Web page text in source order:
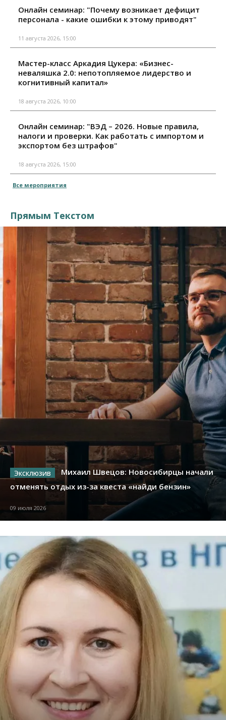
Онлайн семинар: "Почему возникает дефицит
персонала - какие ошибки к этому приводят"
11 августа 2026, 15:00
Мастер-класс Аркадия Цукера: «Бизнес-
неваляшка 2.0: непотопляемое лидерство и
когнитивный капитал»
18 августа 2026, 10:00
Онлайн семинар: "ВЭД – 2026. Новые правила,
налоги и проверки. Как работать с импортом и
экспортом без штрафов"
18 августа 2026, 15:00
Все мероприятия
Прямым Текстом
Михаил Швецов: Новосибирцы начали
отменять отдых из-за квеста «найди бензин»
09 июля 2026